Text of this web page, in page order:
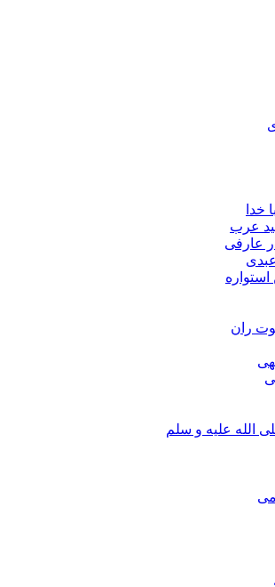
خدا
عرب
عارفی
استواره
ران
الله علیه و سلم